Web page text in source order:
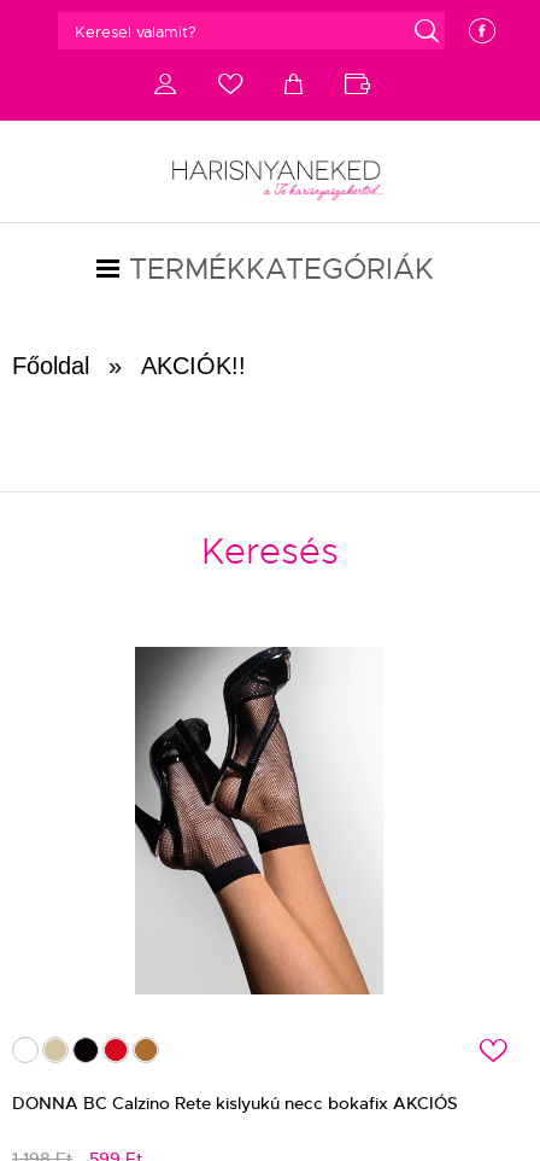
e g
d c a b
TERMÉKKATEGÓRIÁK
Főoldal » AKCIÓK!!
Keresés
c
DONNA BC Calzino Rete kislyukú necc bokafix AKCIÓS